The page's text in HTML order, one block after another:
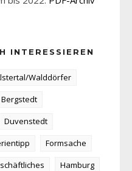
INTERESSIEREN
Walddörfer
Bergstedt
Duvenstedt
Formsache
Hamburg